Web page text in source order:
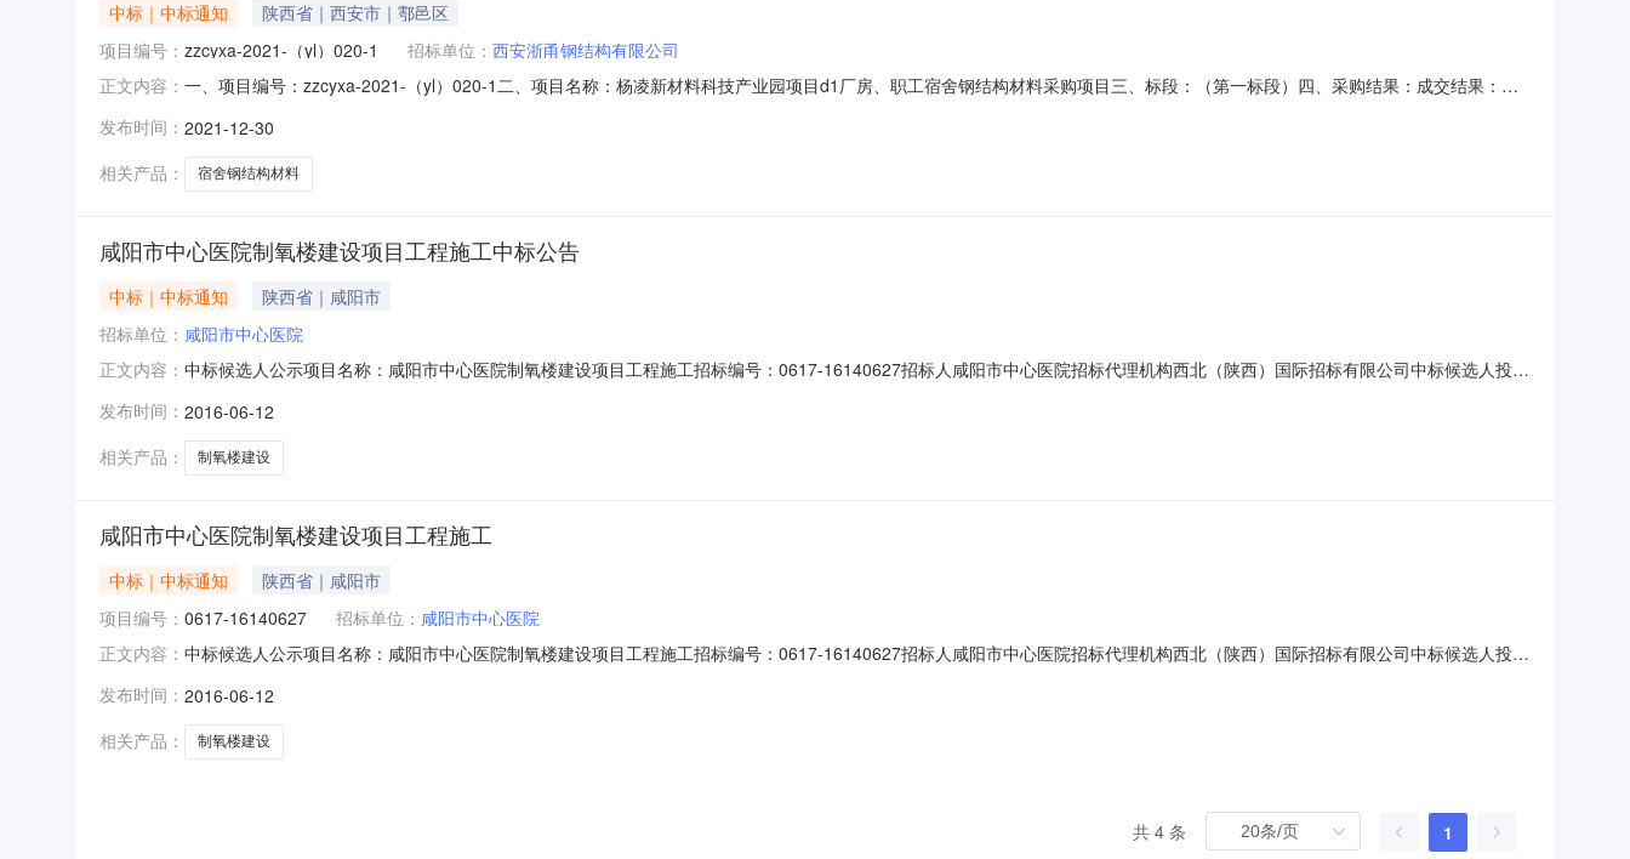
中标｜中标通知
陕西省｜西安市｜鄠邑区
项目编号： zzcyxa-2021-（yl）020-1 招标单位： 西安浙甬钢结构有限公司
正文内容： 一、项目编号：zzcyxa-2021-（yl）020-1二、项目名称：杨凌新材料科技产业园项目d1厂房、职工宿舍钢结构材料采购项目三、标段：（第一标段）四、采购结果：成交结果：成
目d1厂房、职工宿舍钢结构材料采购项目张建林、周艳娥高军明六、代理服务费收费标准及金额招标代理服务费的计算方法：以中标金额为基数，参照国家发展改革委员会办公厅颁
发的《关于招标代
发布时间： 2021-12-30
相关产品：
宿舍钢结构材料
咸阳市中心医院制氧楼建设项目工程施工中标公告
中标｜中标通知
陕西省｜咸阳市
招标单位： 咸阳市中心医院
正文内容： 中标候选人公示项目名称：咸阳市中心医院制氧楼建设项目工程施工招标编号：0617-16140627招标人咸阳市中心医院招标代理机构西北（陕西）国际招标有限公司中标候选人投标
内容：（一）质疑人的名称、地址及有效联系方式；（二）被质疑人的名称、地址及有效联系方式；（三）质疑事项的基本事实；（四）相关请求及主张；（五）有效线索和相关证
明材料。质疑书必须由其法定代表
发布时间： 2016-06-12
相关产品：
制氧楼建设
咸阳市中心医院制氧楼建设项目工程施工
中标｜中标通知
陕西省｜咸阳市
项目编号： 0617-16140627 招标单位： 咸阳市中心医院
正文内容： 中标候选人公示项目名称：咸阳市中心医院制氧楼建设项目工程施工招标编号：0617-16140627招标人咸阳市中心医院招标代理机构西北（陕西）国际招标有限公司中标候选人投标
内容：（一）质疑人的名称、地址及有效联系方式；（二）被质疑人的名称、地址及有效联系方式；（三）质疑事项的基本事实；（四）相关请求及主张；（五）有效线索和相关证
明材料。质疑书必须由其法定代表
发布时间： 2016-06-12
相关产品：
制氧楼建设
共 4 条 1